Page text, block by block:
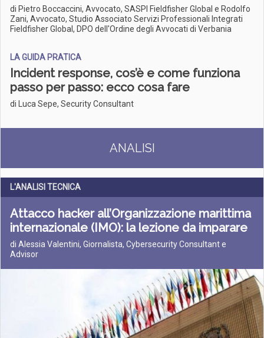
di Pietro Boccaccini, Avvocato, SASPI Fieldfisher Global e Rodolfo
Zani, Avvocato, Studio Associato Servizi Professionali Integrati
Fieldfisher Global, DPO dell'Ordine degli Avvocati di Verbania
LA GUIDA PRATICA
Incident response, cos’è e come funziona
passo per passo: ecco cosa fare
di Luca Sepe, Security Consultant
ANALISI
L'ANALISI TECNICA
Attacco hacker all’Organizzazione marittima
internazionale (IMO): la lezione da imparare
di Alessia Valentini, Giornalista, Cybersecurity Consultant e
Advisor